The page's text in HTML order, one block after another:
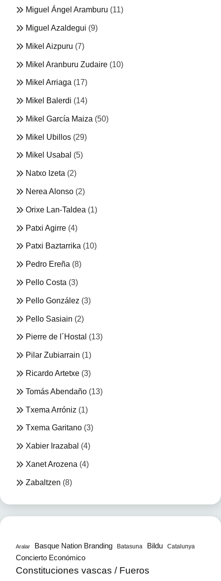
Miguel Ángel Aramburu (11)
Miguel Azaldegui (9)
Mikel Aizpuru (7)
Mikel Aranburu Zudaire (10)
Mikel Arriaga (17)
Mikel Balerdi (14)
Mikel García Maiza (50)
Mikel Ubillos (29)
Mikel Usabal (5)
Natxo Izeta (2)
Nerea Alonso (2)
Orixe Lan-Taldea (1)
Patxi Agirre (4)
Patxi Baztarrika (10)
Pedro Ereña (8)
Pello Costa (3)
Pello González (3)
Pello Sasiain (2)
Pierre de l´Hostal (13)
Pilar Zubiarrain (1)
Ricardo Artetxe (3)
Tomás Abendaño (13)
Txema Arróniz (1)
Txema Garitano (3)
Xabier Irazabal (4)
Xanet Arozena (4)
Zabaltzen (8)
Aralar Basque Nation Branding Batasuna Bildu Catalunya
Concierto Económico
Constituciones vascas / Fueros